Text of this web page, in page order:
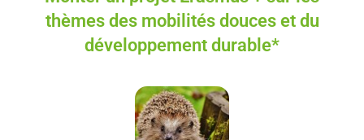
thèmes des mobilités douces et du
développement durable*